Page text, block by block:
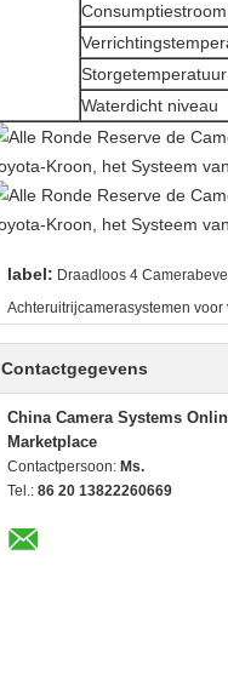
Consumptiestroom
Storgetemperatuur
Waterdicht niveau
label: Draadloos 4
Achteruitrijcamerasystemen voor
Contactgegevens
China Camera Systems
Marketplace
Contactpersoon: Ms.
Tel.: 86 20 13822260669